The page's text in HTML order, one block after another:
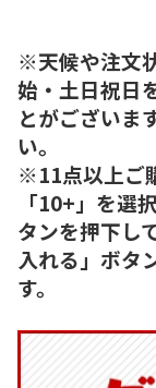
※天候や注文
始・土日祝日
とがございま
い。
※11点以上ご
「10+」を選
タンを押下し
入れる」ボタ
す。